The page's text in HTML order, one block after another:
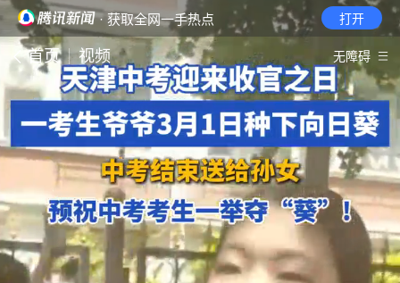
· 获取全网一手热点 打开
首页 视频 无障碍